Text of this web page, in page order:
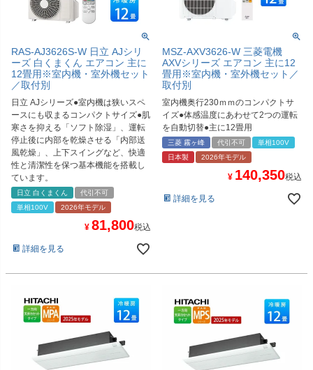
RAS-AJ3626S-W 日立 AJシリ
ーズ 白くまくん エアコン 主に
12畳用※室内機・室外機セット
／取付別
日立 AJシリーズ●室内機は狭いスペ
ースにも収まるコンパクトサイズ●肌
寒さを抑える「ソフト除湿」、運転
停止後に内部を乾燥させる「内部送
風乾燥」、上下スイングなど、快適
性と清潔性を保つ基本機能を搭載し
ています。
日立 白くまくん
代引不可
単相100V
2026年モデル
¥ 81,800税込
詳細を見る
MSZ-AXV3626-W 三菱電機
AXVシリーズ エアコン 主に12
畳用※室内機・室外機セット／
取付別
室内機奥行230ｍｍのコンパクトサ
イズ●体感温度にあわせて2つの運転
を自動切替●主に12畳用
三菱 霧ヶ峰 代引不可
単相100V
日本製
2026年モデル
¥ 140,350税込
詳細を見る